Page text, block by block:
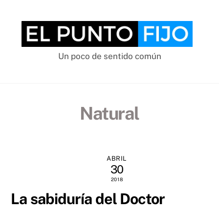
content
Un poco de sentido común
Natural
ABRIL
30
2018
La sabiduría del Doctor